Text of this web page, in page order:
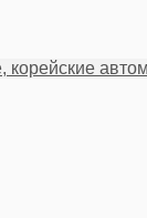
корейские